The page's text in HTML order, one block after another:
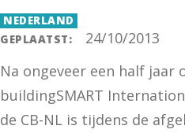
NEDERLAND
GEPLAATST:
24/10/2013
Na ongeveer een half jaar
buildingSMART
de CB-NL is tijdens de